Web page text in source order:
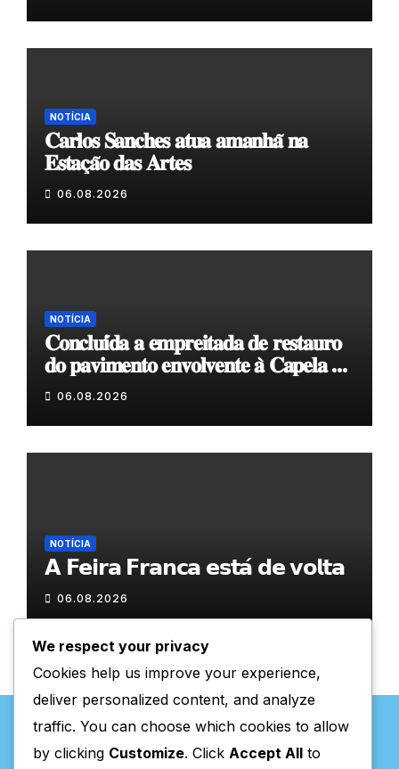
NOTÍCIA
𝐂𝐚𝐫𝐥𝐨𝐬 𝐒𝐚𝐧𝐜𝐡𝐞𝐬 𝐚𝐭𝐮𝐚 𝐚𝐦𝐚𝐧𝐡𝐚̃ 𝐧𝐚
𝐄𝐬𝐭𝐚𝐜̧𝐚̃𝐨 𝐝𝐚𝐬 𝐀𝐫𝐭𝐞𝐬
06.08.2026
NOTÍCIA
𝐂𝐨𝐧𝐜𝐥𝐮𝐢́𝐝𝐚 𝐚 𝐞𝐦𝐩𝐫𝐞𝐢𝐭𝐚𝐝𝐚 𝐝𝐞 𝐫𝐞𝐬𝐭𝐚𝐮𝐫𝐨
𝐝𝐨 𝐩𝐚𝐯𝐢𝐦𝐞𝐧𝐭𝐨 𝐞𝐧𝐯𝐨𝐥𝐯𝐞𝐧𝐭𝐞 𝐚̀ 𝐂𝐚𝐩𝐞𝐥𝐚 𝐝𝐞
𝐂𝐨𝐯𝐚𝐬
06.08.2026
NOTÍCIA
𝗔 𝗙𝗲𝗶𝗿𝗮 𝗙𝗿𝗮𝗻𝗰𝗮 𝗲𝘀𝘁𝗮́ 𝗱𝗲 𝘃𝗼𝗹𝘁𝗮
06.08.2026
We respect your privacy
Cookies help us improve your experience,
deliver personalized content, and analyze
traffic. You can choose which cookies to allow
by clicking Customize. Click Accept All to